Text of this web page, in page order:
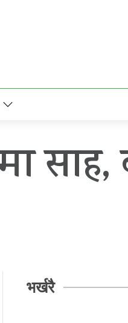
साह,
भर्खरै